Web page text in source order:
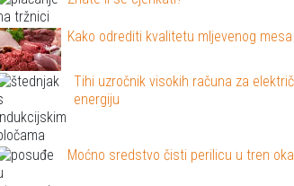
Kako odrediti kvalitetu mljevenog mesa
Tihi uzročnik visokih računa za
energiju
Moćno sredstvo čisti perilicu u tren oka